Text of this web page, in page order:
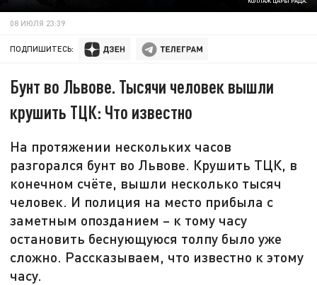
08 ИЮЛЯ 23:39
ПОДПИШИТЕСЬ:
Бунт во Львове. Тысячи человек вышли
крушить ТЦК: Что известно
На протяжении нескольких часов
разгорался бунт во Львове. Крушить ТЦК, в
конечном счёте, вышли несколько тысяч
человек. И полиция на место прибыла с
заметным опозданием – к тому часу
остановить беснующуюся толпу было уже
сложно. Рассказываем, что известно к этому
часу.